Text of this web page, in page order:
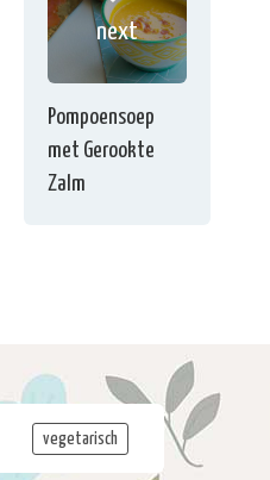
next
Pompoensoep
met Gerookte
Zalm
vegetarisch